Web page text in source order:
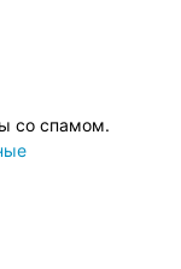
со спамом.